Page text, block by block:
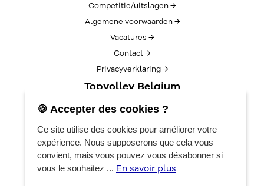
Competitie/uitslagen →
Algemene voorwaarden →
Vacatures →
Contact →
Privacyverklaring →
Topvolley Belgium
Over TopVolleyBelgium →
Lotto Cup Finals →
EuroVolleyCenter
Réservations →
🍪 Accepter des cookies ?
Ce site utilise des cookies pour améliorer votre
expérience. Nous supposerons que cela vous
convient, mais vous pouvez vous désabonner si
vous le souhaitez ... En savoir plus